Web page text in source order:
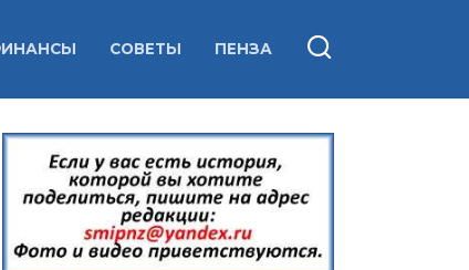
СОВЕТЫ ПЕНЗА